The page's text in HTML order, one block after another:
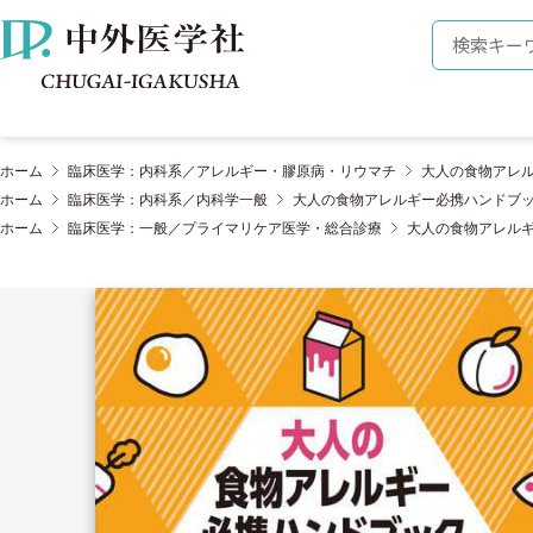
株式会社 中外医学社 検索キーワ
ホーム 臨床医学：内科系／アレルギー・膠原病・リウマチ
大人の食物アレ
ホーム
臨床医学：内科系／内科学一般
大人の食物アレルギー必携ハンドブ
ホーム
臨床医学：一般／プライマリケア医学・総合診療 大人の食物アレル